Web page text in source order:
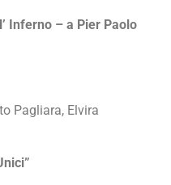
Inferno – a Pier Paolo
Pagliara, Elvira